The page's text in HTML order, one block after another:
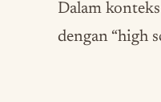
Dalam
dengan “high